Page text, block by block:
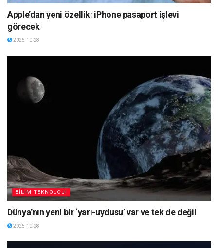
Apple’dan yeni özellik: iPhone pasaport işlevi
görecek
2025-10-28
BİLİM TEKNOLOJİ
Dünya’nın yeni bir ‘yarı-uydusu’ var ve tek de değil
2025-10-28